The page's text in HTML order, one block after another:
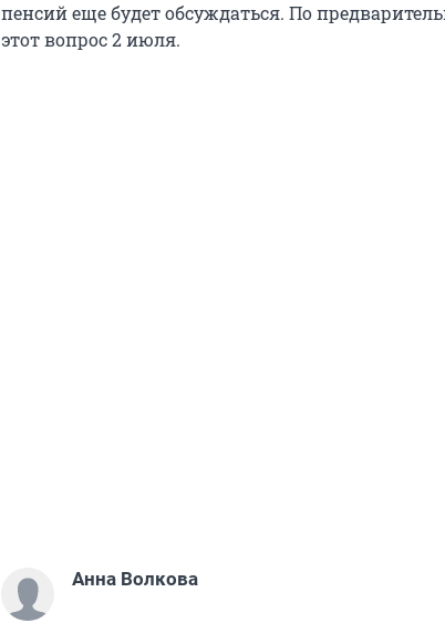
пенсий еще будет обсуждаться. По
этот вопрос 2 июля.
Анна Волкова